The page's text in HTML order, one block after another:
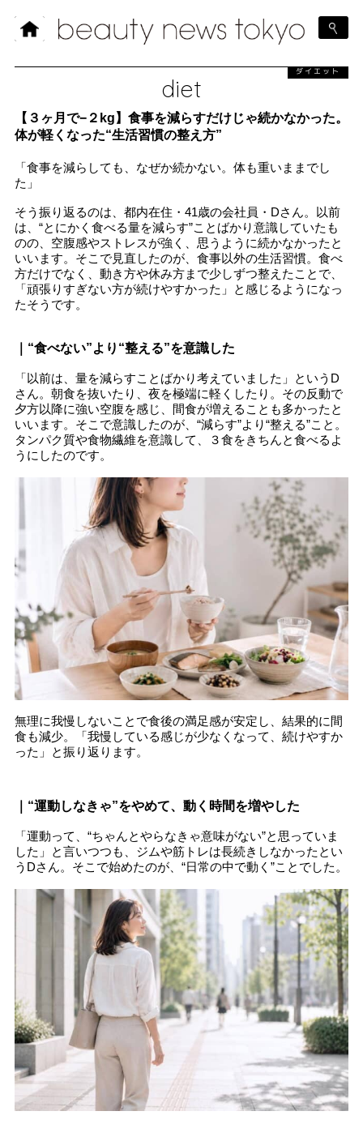
diet
ダイエット
【３ヶ月で−２kg】食事を減らすだけじゃ続かなかった。
体が軽くなった“生活習慣の整え方”
「食事を減らしても、なぜか続かない。体も重いままでし
た」
そう振り返るのは、都内在住・41歳の会社員・Dさん。以前
は、“とにかく食べる量を減らす”ことばかり意識していたも
のの、空腹感やストレスが強く、思うように続かなかったと
いいます。そこで見直したのが、食事以外の生活習慣。食べ
方だけでなく、動き方や休み方まで少しずつ整えたことで、
「頑張りすぎない方が続けやすかった」と感じるようになっ
たそうです。
｜“食べない”より“整える”を意識した
「以前は、量を減らすことばかり考えていました」というD
さん。朝食を抜いたり、夜を極端に軽くしたり。その反動で
夕方以降に強い空腹を感じ、間食が増えることも多かったと
いいます。そこで意識したのが、“減らす”より“整える”こと。
タンパク質や食物繊維を意識して、３食をきちんと食べるよ
うにしたのです。
無理に我慢しないことで食後の満足感が安定し、結果的に間
食も減少。「我慢している感じが少なくなって、続けやすか
った」と振り返ります。
｜“運動しなきゃ”をやめて、動く時間を増やした
「運動って、“ちゃんとやらなきゃ意味がない”と思っていま
した」と言いつつも、ジムや筋トレは長続きしなかったとい
うDさん。そこで始めたのが、“日常の中で動く”ことでした。